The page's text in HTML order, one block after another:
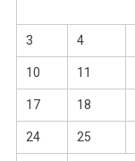
3 4
10 11
17 18
24 25